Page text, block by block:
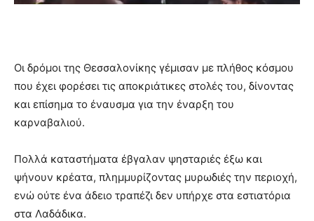
Οι δρόμοι της Θεσσαλονίκης γέμισαν με πλήθος κόσμου
που έχει φορέσει τις αποκριάτικες στολές του, δίνοντας
και επίσημα το έναυσμα για την έναρξη του
καρναβαλιού.
Πολλά καταστήματα έβγαλαν ψησταριές έξω και
ψήνουν κρέατα, πλημμυρίζοντας μυρωδιές την περιοχή,
ενώ ούτε ένα άδειο τραπέζι δεν υπήρχε στα εστιατόρια
στα Λαδάδικα.